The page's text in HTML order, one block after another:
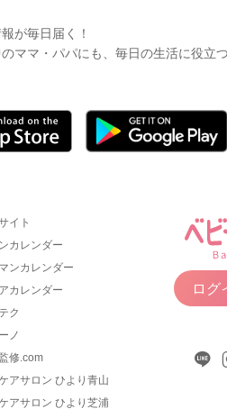
が毎日届く！
ママ・パパにも、毎日の生活に役立
イト
カレンダー
ンカレンダー
カレンダー
ク
ノ
修.com
アサロン ひより青山
アサロン ひより芝浦
ログ